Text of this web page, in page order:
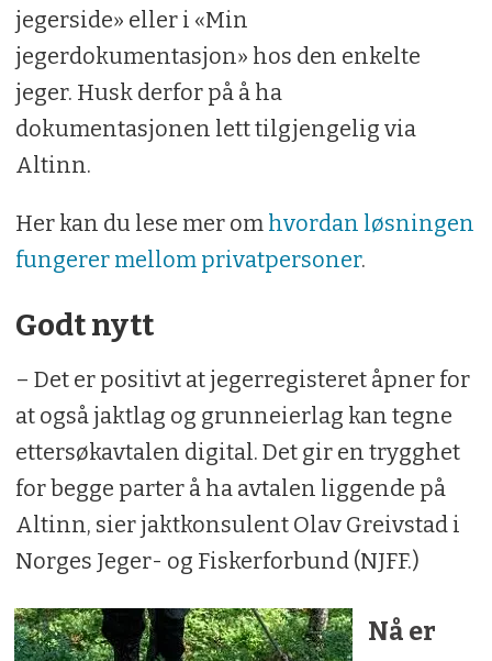
jegerside» eller i «Min
jegerdokumentasjon» hos den enkelte
jeger. Husk derfor på å ha
dokumentasjonen lett tilgjengelig via
Altinn.
Her kan du lese mer om hvordan løsningen
fungerer mellom privatpersoner.
Godt nytt
– Det er positivt at jegerregisteret åpner for
at også jaktlag og grunneierlag kan tegne
ettersøkavtalen digital. Det gir en trygghet
for begge parter å ha avtalen liggende på
Altinn, sier jaktkonsulent Olav Greivstad i
Norges Jeger- og Fiskerforbund (NJFF.)
Nå er